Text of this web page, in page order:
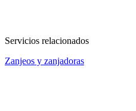
Servicios relacionados
Zanjeos y zanjadoras